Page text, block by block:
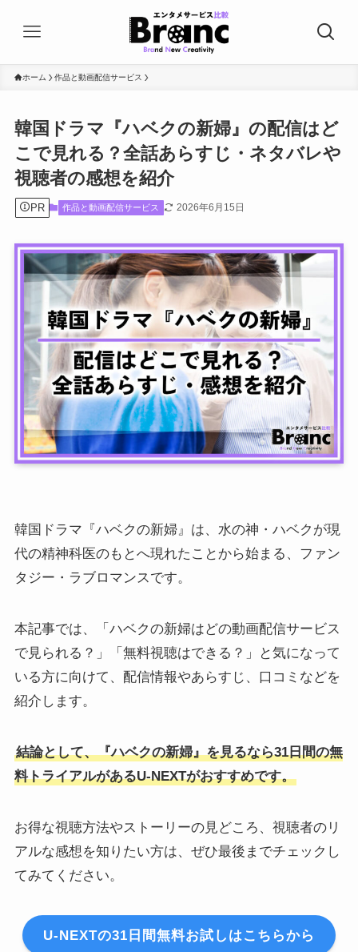
ホーム 作品と動画配信サービス
韓国ドラマ『ハベクの新婦』の配信はど
こで見れる？全話あらすじ・ネタバレや
視聴者の感想を紹介
PR 作品と動画配信サービス 2026年6月15日
韓国ドラマ『ハベクの新婦』は、水の神・ハベクが現
代の精神科医のもとへ現れたことから始まる、ファン
タジー・ラブロマンスです。
本記事では、「ハベクの新婦はどの動画配信サービス
で見られる？」「無料視聴はできる？」と気になって
いる方に向けて、配信情報やあらすじ、口コミなどを
紹介します。
結論として、『ハベクの新婦』を見るなら31日間の無
料トライアルがあるU-NEXTがおすすめです。
お得な視聴方法やストーリーの見どころ、視聴者のリ
アルな感想を知りたい方は、ぜひ最後までチェックし
てみてください。
U-NEXTの31日間無料お試しはこちらから